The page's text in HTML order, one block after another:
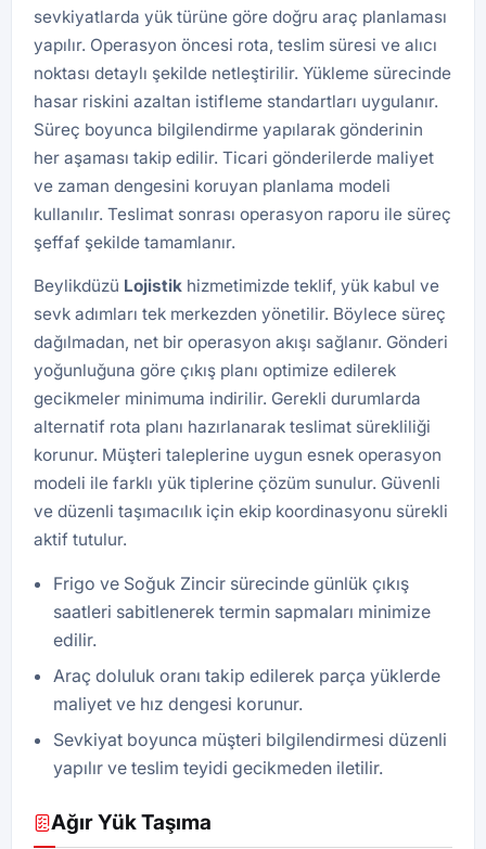
sevkiyatlarda yük türüne göre doğru araç planlaması
yapılır. Operasyon öncesi rota, teslim süresi ve alıcı
noktası detaylı şekilde netleştirilir. Yükleme sürecinde
hasar riskini azaltan istifleme standartları uygulanır.
Süreç boyunca bilgilendirme yapılarak gönderinin
her aşaması takip edilir. Ticari gönderilerde maliyet
ve zaman dengesini koruyan planlama modeli
kullanılır. Teslimat sonrası operasyon raporu ile süreç
şeffaf şekilde tamamlanır.
Beylikdüzü Lojistik hizmetimizde teklif, yük kabul ve
sevk adımları tek merkezden yönetilir. Böylece süreç
dağılmadan, net bir operasyon akışı sağlanır. Gönderi
yoğunluğuna göre çıkış planı optimize edilerek
gecikmeler minimuma indirilir. Gerekli durumlarda
alternatif rota planı hazırlanarak teslimat sürekliliği
korunur. Müşteri taleplerine uygun esnek operasyon
modeli ile farklı yük tiplerine çözüm sunulur. Güvenli
ve düzenli taşımacılık için ekip koordinasyonu sürekli
aktif tutulur.
Frigo ve Soğuk Zincir sürecinde günlük çıkış
saatleri sabitlenerek termin sapmaları minimize
edilir.
Araç doluluk oranı takip edilerek parça yüklerde
maliyet ve hız dengesi korunur.
Sevkiyat boyunca müşteri bilgilendirmesi düzenli
yapılır ve teslim teyidi gecikmeden iletilir.
Ağır Yük Taşıma